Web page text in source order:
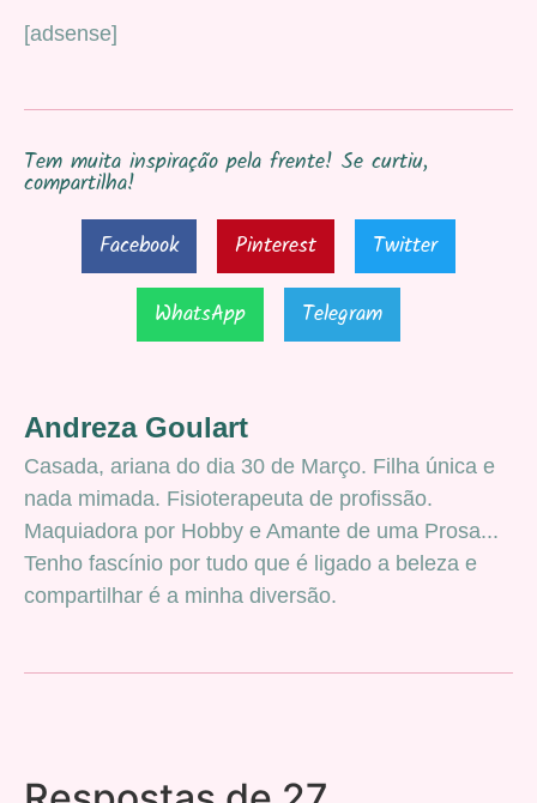
[adsense]
Tem muita inspiração pela frente! Se curtiu,
compartilha!
Facebook
Pinterest
Twitter
WhatsApp
Telegram
Andreza Goulart
Casada, ariana do dia 30 de Março. Filha única e
nada mimada. Fisioterapeuta de profissão.
Maquiadora por Hobby e Amante de uma Prosa...
Tenho fascínio por tudo que é ligado a beleza e
compartilhar é a minha diversão.